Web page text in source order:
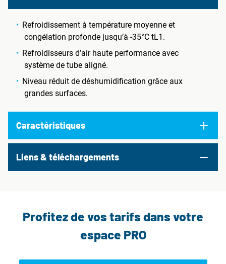
Refroidissement à température moyenne et
congélation profonde jusqu’à -35°C tL1.
Refroidisseurs d’air haute performance avec
système de tube aligné.
Niveau réduit de déshumidification grâce aux
grandes surfaces.
Caractéristiques
Liens & téléchargements
Profitez de vos tarifs dans votre
espace PRO